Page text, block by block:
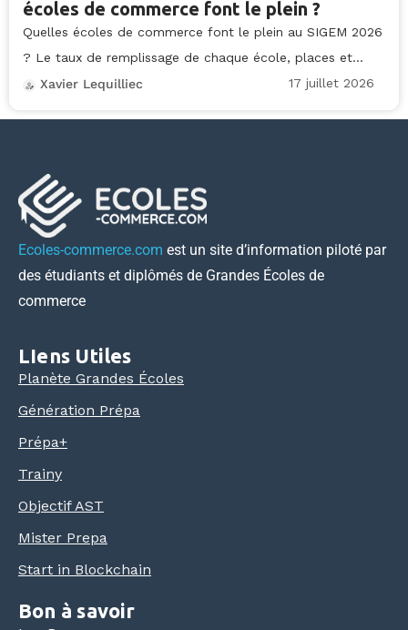
écoles de commerce font le plein ?
Quelles écoles de commerce font le plein au SIGEM 2026
? Le taux de remplissage de chaque école, places et...
Xavier Lequilliec
17 juillet 2026
Ecoles-commerce.com est un site d’information piloté par
des étudiants et diplômés de Grandes Écoles de
commerce
LIens Utiles
Planète Grandes Écoles
Génération Prépa
Prépa+
Trainy
Objectif AST
Mister Prepa
Start in Blockchain
Bon à savoir